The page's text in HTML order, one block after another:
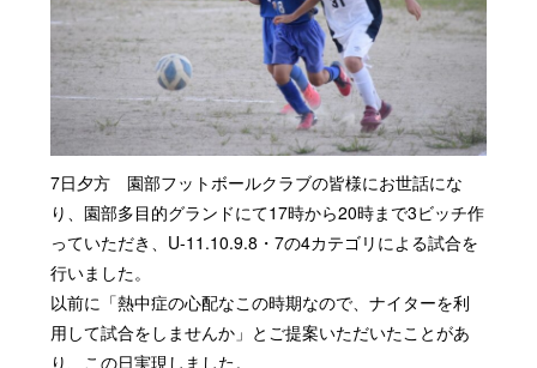
7日夕方 園部フットボールクラブの皆様にお世話にな
り、園部多目的グランドにて17時から20時まで3ビッチ作
っていただき、U-11.10.9.8・7の4カテゴリによる試合を
行いました。
以前に「熱中症の心配なこの時期なので、ナイターを利
用して試合をしませんか」とご提案いただいたことがあ
り、この日実現しました。